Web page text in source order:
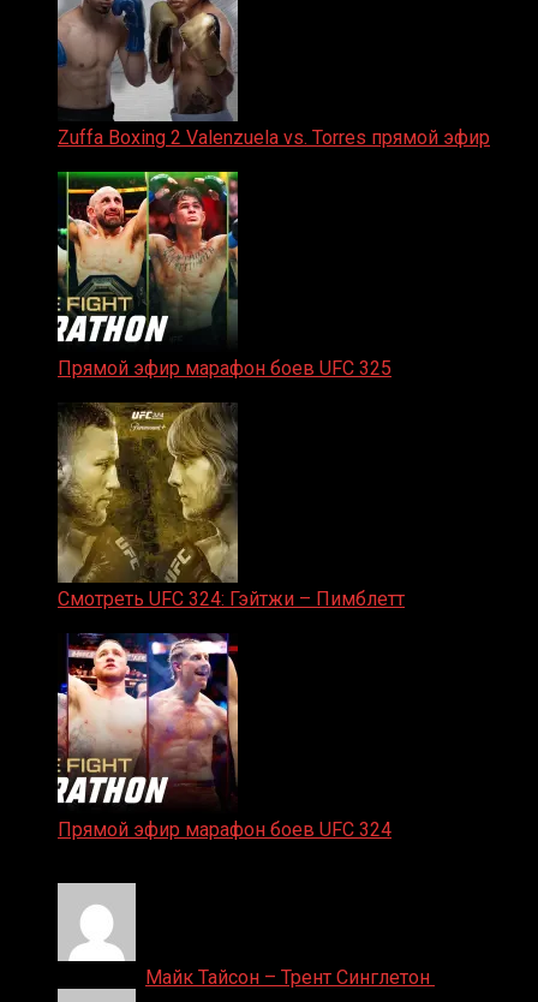
Zuffa Boxing 2 Valenzuela vs. Torres прямой эфир
Прямой эфир марафон боев UFC 325
Смотреть UFC 324: Гэйтжи – Пимблетт
Прямой эфир марафон боев UFC 324
Майк Тайсон – Трент Синглетон